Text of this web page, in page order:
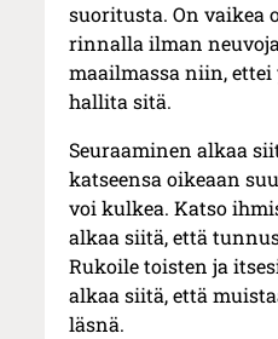
suoritusta. On vaikea
rinnalla ilman
maailmassa niin,
hallita sitä.
Seuraaminen alkaa
katseensa oikeaan
voi kulkea. Katso
alkaa siitä, että
Rukoile toisten ja
alkaa siitä, että
läsnä.